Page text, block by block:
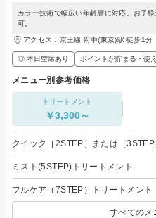
カラー技術で幅広い年齢層に対応。お子
可。
アクセス：京王線 府中(東京)駅 徒歩1分
◎ 本日空席あり ポイントが貯まる・使
メニュー別参考価格
トリートメント
￥3,300～
クイック［2STEP］または［
ミスト(5STEP)トリートメント
フルケア（7STEP）トリートメント
すべてのメ